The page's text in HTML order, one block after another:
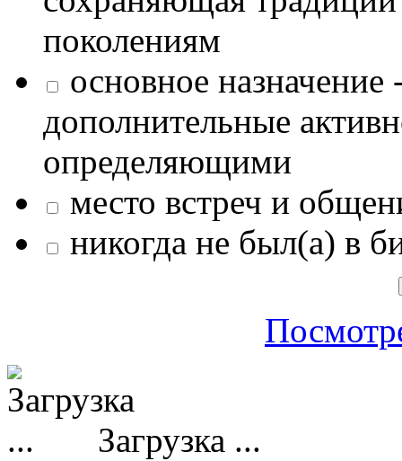
поколениям
основное назначение
дополнительные
определяющими
место встреч и
никогда не был(а) в
Загрузка ...